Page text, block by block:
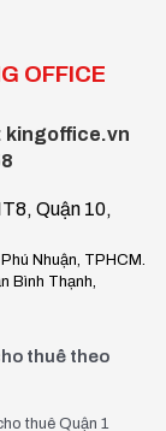
sáp nhập các
Thọ và một
đây thuộc
thống phát
Tam Phú, Linh
lộ 13, Phạm
của TP.HCM.
tuyến metro
văn phòng đại
OFFICE
kingoffice.vn
Quận 10,
Nhuận, TPHCM.
Bình Thạnh,
thuê theo
thuê Quận 1